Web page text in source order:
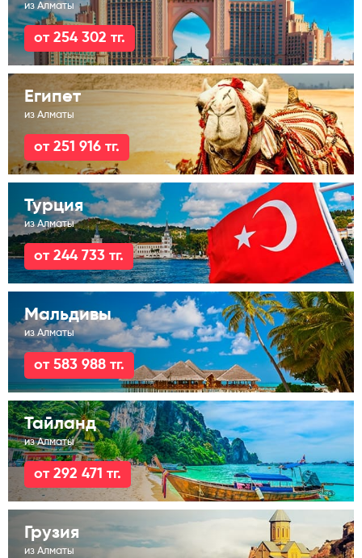
из Алматы
от 254 302 тг.
Египет
из Алматы
от 251 916 тг.
Турция
из Алматы
от 244 733 тг.
Мальдивы
из Алматы
от 583 988 тг.
Тайланд
из Алматы
от 292 471 тг.
Грузия
из Алматы